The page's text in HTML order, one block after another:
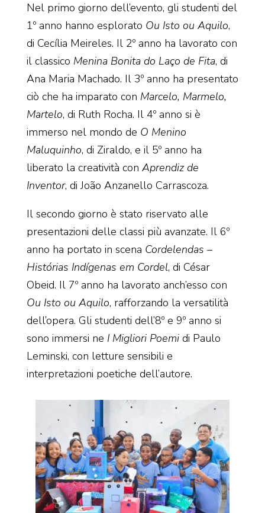
Nel primo giorno dell’evento, gli studenti del
1º anno hanno esplorato Ou Isto ou Aquilo,
di Cecília Meireles. Il 2º anno ha lavorato con
il classico Menina Bonita do Laço de Fita, di
Ana Maria Machado. Il 3º anno ha presentato
ciò che ha imparato con Marcelo, Marmelo,
Martelo, di Ruth Rocha. Il 4º anno si è
immerso nel mondo de O Menino
Maluquinho, di Ziraldo, e il 5º anno ha
liberato la creatività con Aprendiz de
Inventor, di João Anzanello Carrascoza.
Il secondo giorno è stato riservato alle
presentazioni delle classi più avanzate. Il 6º
anno ha portato in scena Cordelendas –
Histórias Indígenas em Cordel, di César
Obeid. Il 7º anno ha lavorato anch’esso con
Ou Isto ou Aquilo, rafforzando la versatilità
dell’opera. Gli studenti dell’8º e 9º anno si
sono immersi ne I Migliori Poemidi Paulo
Leminski, con letture sensibili e
interpretazioni poetiche dell’autore.